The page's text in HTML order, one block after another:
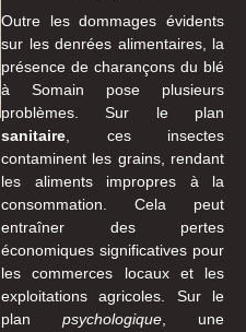
Outre les dommages évidents
sur les denrées alimentaires, la
présence de charançons du blé
à Somain pose plusieurs
problèmes. Sur le plan
sanitaire, ces insectes
contaminent les grains, rendant
les aliments impropres à la
consommation. Cela peut
entraîner des pertes
économiques significatives pour
les commerces locaux et les
exploitations agricoles. Sur le
plan psychologique, une